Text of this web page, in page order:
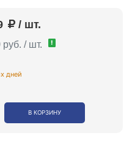
/ шт.
/ шт. !
дней
В КОРЗИНУ